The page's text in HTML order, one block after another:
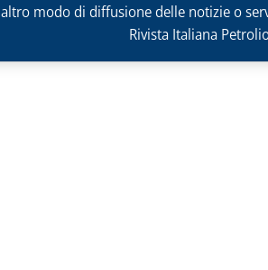
altro modo di diffusione delle notizie o
Rivista Italiana